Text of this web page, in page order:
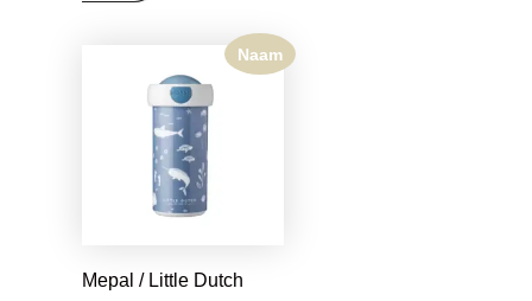
Naam
Mepal / Little Dutch